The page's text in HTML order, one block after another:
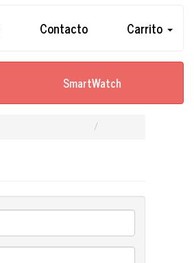
Contacto Carrito
SmartWatch